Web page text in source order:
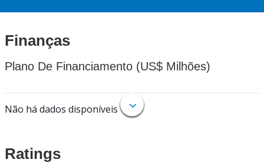
Finanças
Plano De Financiamento (US$ Milhões)
Não há dados disponíveis
Ratings